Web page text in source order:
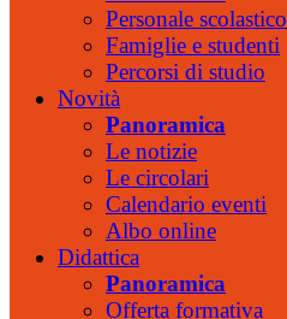
Personale scolastico
Famiglie e studenti
Percorsi di studio
Novità
Panoramica
Le notizie
Le circolari
Calendario eventi
Albo online
Didattica
Panoramica
Offerta formativa